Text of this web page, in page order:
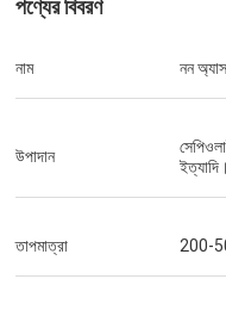
মিঃ চা
আমরা 2010 সাল থেকে Xinyan এর সাথে
করেছি, এটি খুব ভাল কারখানা। ব্রেক
সময় ভাল এবং বলা যেতে পারে "সর্বোত্তম
ব্যবস্থাপক।
পণ্যের বিবরণ
নাম নন
উপাদান
ইত্যাদি।
তাপমাত্রা 200-